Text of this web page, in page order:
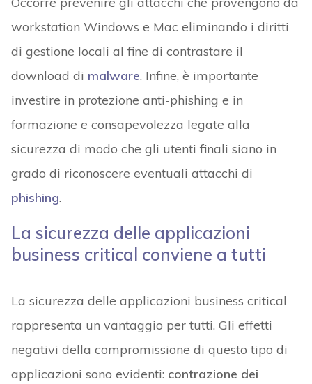
workstation Windows e Mac eliminando i diritti
di gestione locali al fine di contrastare il
download di malware. Infine, è importante
investire in protezione anti-phishing e in
formazione e consapevolezza legate alla
sicurezza di modo che gli utenti finali siano in
grado di riconoscere eventuali attacchi di
phishing.
La sicurezza delle applicazioni
business critical conviene a tutti
La sicurezza delle applicazioni business critical
rappresenta un vantaggio per tutti. Gli effetti
negativi della compromissione di questo tipo di
applicazioni sono evidenti: contrazione dei